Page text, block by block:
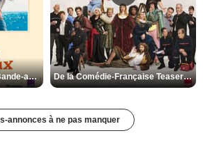
Les Matins merveilleux Bande-annonce VF De la Comédie-Française Teaser VF
annonces à ne pas manquer